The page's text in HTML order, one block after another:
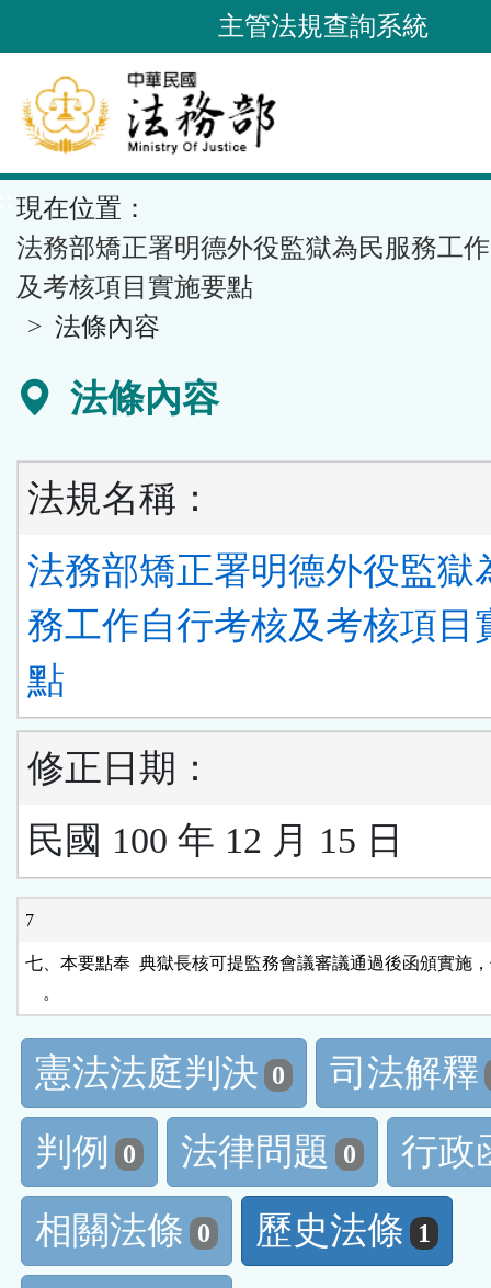
到
要
內
容
區
塊
主管法規查詢系統
現在位置：
法務部矯正署明德外役監獄為民服務工
及考核項目實施要點
法條內容
法條內容
法規名稱：
法務部矯正署明德外役監獄
務工作自行考核及考核項目
點
修正日期：
民國 100 年 12 月 15 日
7
七、本要點奉  典獄長核可提監務會議審議通過後函頒實施
    。
憲法法庭判決 0
司法解釋
判例
0 法律問題 0
行政
相關法條 0 歷史法條 1